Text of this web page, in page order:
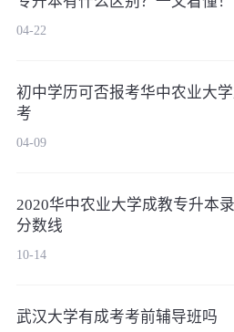
04-22
初中学历可否报考华中农业大
考
04-09
2020华中农业大学成教专升本
分数线
10-14
武汉大学有成考考前辅导班吗